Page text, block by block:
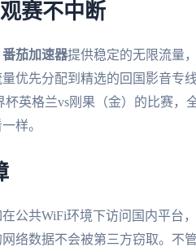
赛不中断
番茄加速器提供稳定的无限流量
优先分配到精选的回国影音专
英格兰vs刚果（金）的比赛，
样。
共WiFi环境下访问国内平台，
络数据不会被第三方窃取。不